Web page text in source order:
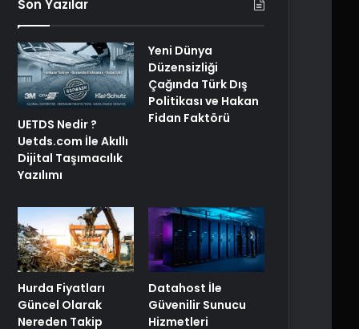
Son Yazılar
UETDS Nedir ?
Uetds.com İle Akıllı
Dijital Taşımacılık
Yazılımı
Yeni Dünya
Düzensizliği
Çağında Türk Dış
Politikası ve Hakan
Fidan Faktörü
Hurda Fiyatları
Güncel Olarak
Nereden Takip
Datahost İle
Güvenilir Sunucu
Hizmetleri